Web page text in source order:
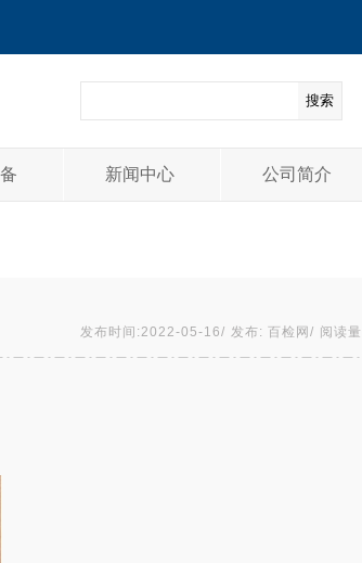
搜索
新闻中心 公司简介
阅读
发布: 百检网/
发布时间:2022-05-16/